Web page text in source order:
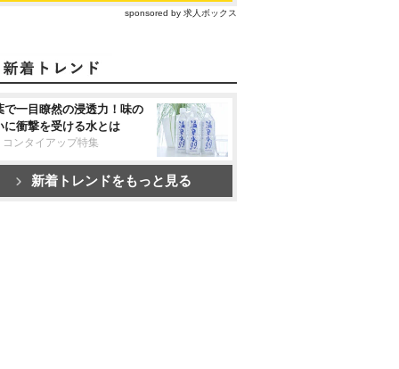
sponsored by 求人ボックス
で一目瞭然の浸透力！味の
に衝撃を受ける水とは
コンタイアップ特集
新着トレンドをもっと見る